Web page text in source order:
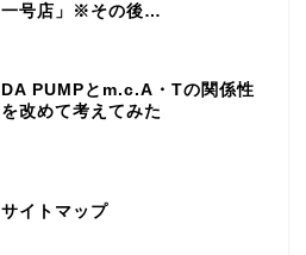
一号店」※その後…
DA PUMPとm.c.A・Tの関係性
を改めて考えてみた
サイトマップ